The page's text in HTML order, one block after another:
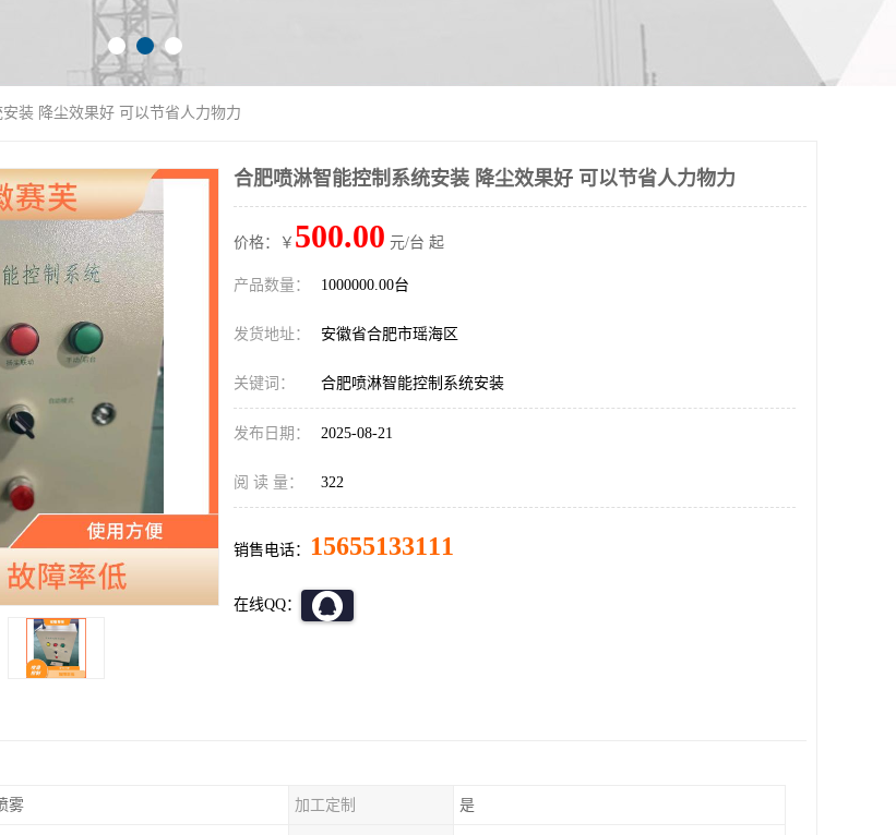
装 降尘效果好 可以节省人力物力
合肥喷淋智能控制系统安装 降尘效果好 可以节省人力物力
价格：￥ 500.00 元/台 起
产品数量： 1000000.00台
发货地址： 安徽省合肥市瑶海区
关键词： 合肥喷淋智能控制系统安装
发布日期： 2025-08-21
阅 读 量： 322
销售电话： 15655133111
在线QQ：
雾 加工定制 是